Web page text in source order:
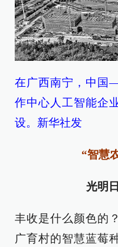
在广西南宁，中国
作中心人工智能企
设。新华社发
“智慧
光明
丰收是什么颜色的
广育村的智慧蓝莓